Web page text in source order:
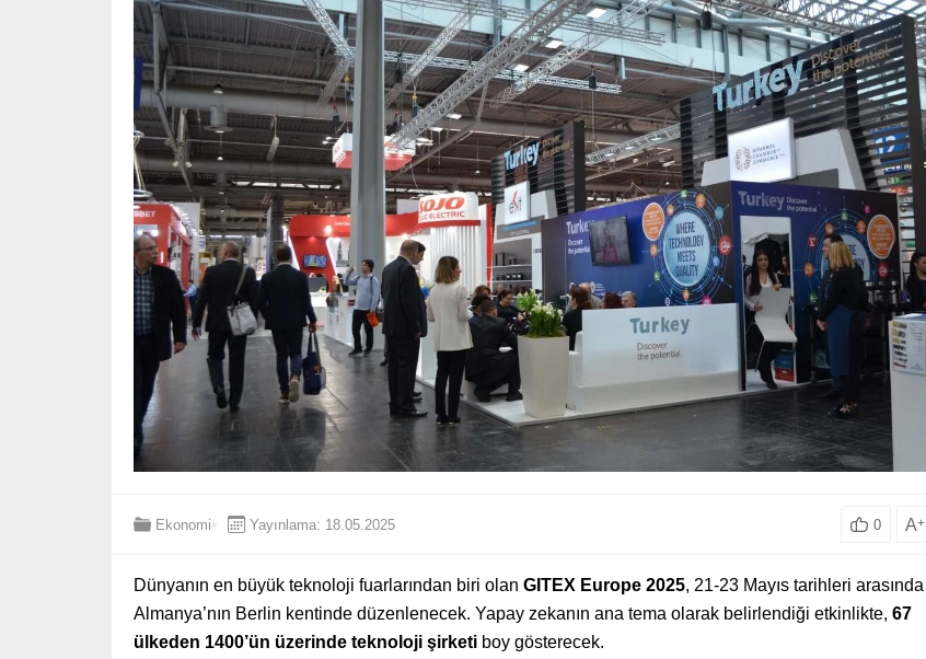
Ekonomi Yayınlama: 18.05.2025 0 A+
Dünyanın en büyük teknoloji fuarlarından biri olan GITEX Europe 2025, 21-23 Mayıs tarihleri arasında
Almanya’nın Berlin kentinde düzenlenecek. Yapay zekanın ana tema olarak belirlendiği etkinlikte, 67
ülkeden 1400’ün üzerinde teknoloji şirketi boy gösterecek.